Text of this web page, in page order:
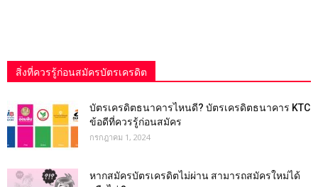
สิ่งที่ควรรู้ก่อนสมัครบัตรเครดิต
บัตรเครดิตธนาคารไหนดี? บัตรเครดิตธนาคาร KTC
ข้อดีที่ควรรู้ก่อนสมัคร
กรกฎาคม 1, 2024
หากสมัครบัตรเครดิตไม่ผ่าน สามารถสมัครใหม่ได้